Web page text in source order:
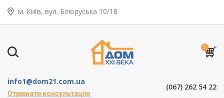
м. Київ, вул. Білоруська 10/18
(067) 262 54 22
info1@dom21.com.ua
Отримати консультацію
0
← Назад
Пластикові вікна